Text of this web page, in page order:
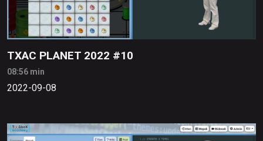
TXAC PLANET 2022 #10
08:56 min
2022-09-08